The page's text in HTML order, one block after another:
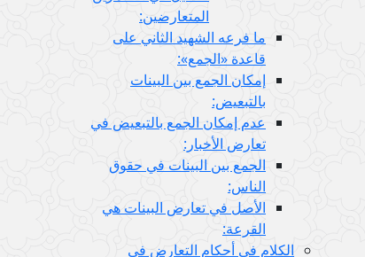
المتعارضين:
ما فرعه الشهيد الثاني على
قاعدة «الجمع»:
إمكان الجمع بين البينات
بالتبعيض:
عدم إمكان الجمع بالتبعيض في
تعارض الأخبار:
الجمع بين البينات في حقوق
الناس:
الأصل في تعارض البينات هي
القرعة:
الكلام في أحكام التعارض في